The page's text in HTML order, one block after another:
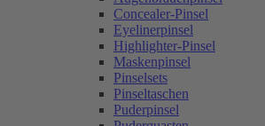
Concealer-Pinsel
Eyelinerpinsel
Highlighter-Pinsel
Maskenpinsel
Pinselsets
Pinseltaschen
Puderpinsel